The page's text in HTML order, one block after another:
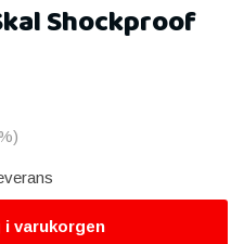
Shockproof
i varukorgen